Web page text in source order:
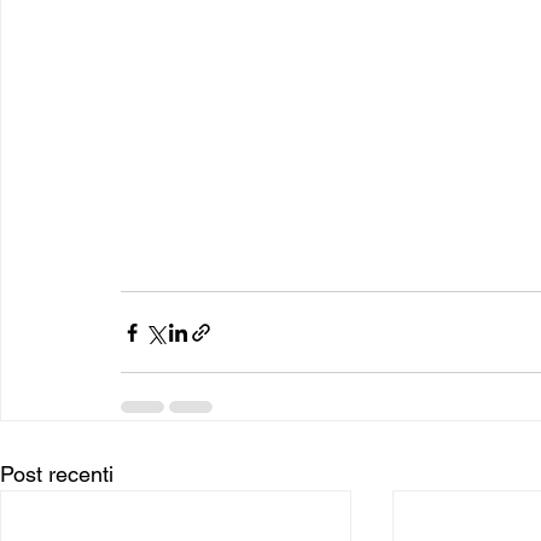
Post recenti